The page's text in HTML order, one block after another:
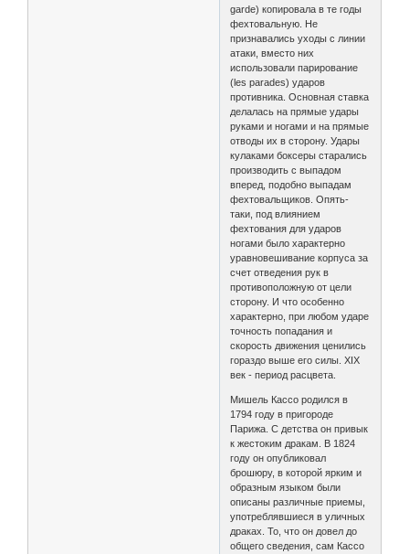
garde) копировала в те годы
фехтовальную. Не
признавались уходы с линии
атаки, вместо них
использовали парирование
(les parades) ударов
противника. Основная ставка
делалась на прямые удары
руками и ногами и на прямые
отводы их в сторону. Удары
кулаками боксеры старались
производить с выпадом
вперед, подобно выпадам
фехтовальщиков. Опять-
таки, под влиянием
фехтования для ударов
ногами было характерно
уравновешивание корпуса за
счет отведения рук в
противоположную от цели
сторону. И что особенно
характерно, при любом ударе
точность попадания и
скорость движения ценились
гораздо выше его силы. XIX
век - период расцвета.
Мишель Кассо родился в
1794 году в пригороде
Парижа. С детства он привык
к жестоким дракам. В 1824
году он опубликовал
брошюру, в которой ярким и
образным языком были
описаны различные приемы,
употреблявшиеся в уличных
драках. То, что он довел до
общего сведения, сам Кассо